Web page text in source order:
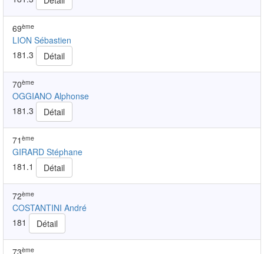
69ème
LION Sébastien
181.3
Détail
70ème
OGGIANO Alphonse
181.3
Détail
71 ème
GIRARD Stéphane
181.1
Détail
72ème
COSTANTINI André
181
Détail
73ème